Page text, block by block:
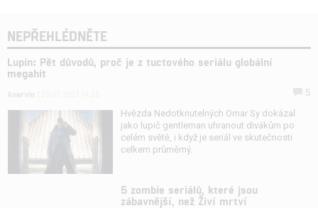
NEPŘEHLÉDNĚTE
Lupin: Pět důvodů, proč je z tuctového seriálu globální
megahit
Hvězda Nedotknutelných Omar Sy dokázal
jako lupič gentleman uhranout divákům po
celém světě, i když je seriál ve skutečnosti
celkem průměrný.
5 zombie seriálů, které jsou
zábavnější, než Živí mrtví